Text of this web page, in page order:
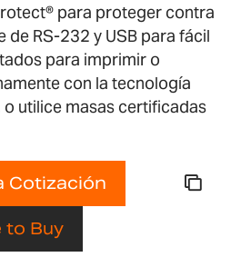
para proteger contra
RS-232 y USB para fácil
para imprimir o
con la tecnología
o utilice masas certificadas
Cotización
to Buy